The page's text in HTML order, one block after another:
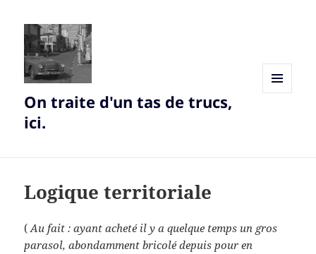
On traite d'un tas de trucs,
ici.
Logique territoriale
(Au fait : ayant acheté il y a quelque temps un gros
parasol, abondamment bricolé depuis pour en